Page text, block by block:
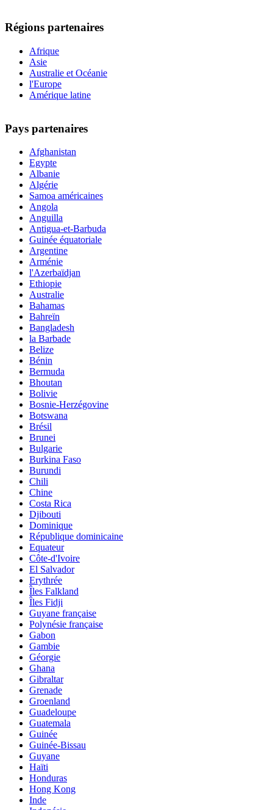
Régions partenaires
Afrique
Asie
Australie et Océanie
l'Europe
Amérique latine
Pays partenaires
Afghanistan
Egypte
Albanie
Algérie
Samoa américaines
Angola
Anguilla
Antigua-et-Barbuda
Guinée équatoriale
Argentine
Arménie
l'Azerbaïdjan
Ethiopie
Australie
Bahamas
Bahreïn
Bangladesh
la Barbade
Belize
Bénin
Bermuda
Bhoutan
Bolivie
Bosnie-Herzégovine
Botswana
Brésil
Brunei
Bulgarie
Burkina Faso
Burundi
Chili
Chine
Costa Rica
Djibouti
Dominique
République dominicaine
Equateur
Côte-d'Ivoire
El Salvador
Erythrée
Îles Falkland
Îles Fidji
Guyane française
Polynésie française
Gabon
Gambie
Géorgie
Ghana
Gibraltar
Grenade
Groenland
Guadeloupe
Guatemala
Guinée
Guinée-Bissau
Guyane
Haïti
Honduras
Hong Kong
Inde